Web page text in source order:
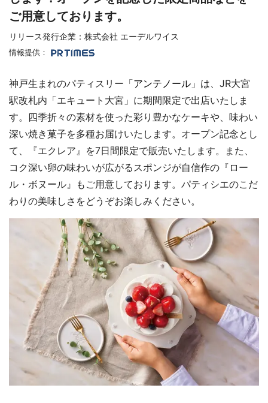
ご用意しております。
リリース発行企業：株式会社 エーデルワイス
情報提供：
神戸生まれのパティスリー「アンテノール 」は、JR大宮
駅改札内「エキュート大宮」に期間限定で出店いたしま
す。四季折々の素材を使った彩り豊かなケーキや、味わい
深い焼き菓子を多種お届けいたします。オープン記念とし
て、『エクレア』を7日間限定で販売いたします。また、
コク深い卵の味わいが広がるスポンジが自信作の『ロー
ル・ボヌール』もご用意しております。パティシエのこだ
わりの美味しさをどうぞお楽しみください。